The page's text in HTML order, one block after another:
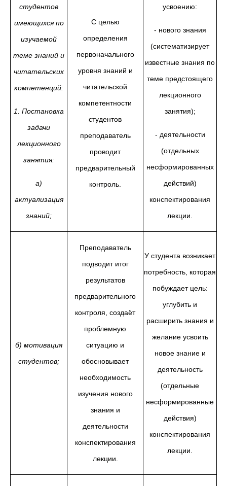
студентов
имеющихся по
изучаемой
теме знаний и
читательских
компетенций:
1. Постановка
задачи
лекционного
занятия:
а)
актуализация
знаний;
С целью
определения
первоначального
уровня знаний и
читательской
компетентности
студентов
преподаватель
проводит
предварительный
контроль.
усвоению:
- нового знания
(систематизирует
известные знания по
теме предстоящего
лекционного
занятия);
- деятельности
(отдельных
несформированных
действий)
конспектирования
лекции.
б) мотивация
студентов;
Преподаватель
подводит итог
результатов
предварительного
контроля, создаёт
проблемную
ситуацию и
обосновывает
необходимость
изучения нового
знания и
деятельности
конспектирования
лекции.
У студента возникает
потребность, которая
побуждает цель:
углубить и
расширить знания и
желание усвоить
новое знание и
деятельность
(отдельные
несформированные
действия)
конспектирования
лекции.